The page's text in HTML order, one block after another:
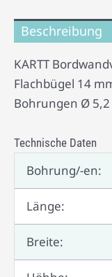
Beschreibung
KARTT
Flachbügel 14
Bohrungen Ø
Technische Daten
Bohrung/-en:
Länge:
Breite: